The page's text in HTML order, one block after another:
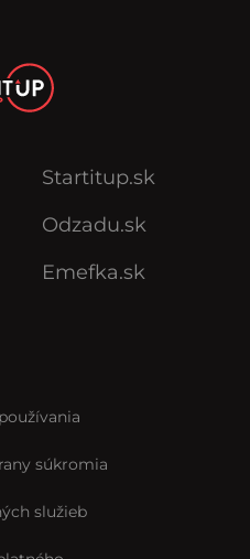
Startitup.sk
Odzadu.sk
Emefka.sk
súkromia
služieb